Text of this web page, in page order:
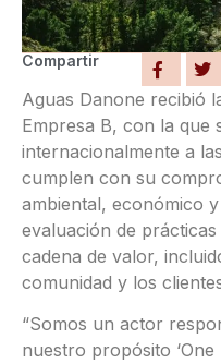
Compartir
Aguas Danone recibió
Empresa B, con la que
internacionalmente a
cumplen con su
ambiental, económico
evaluación de
cadena de valor,
comunidad y los
“Somos un actor
nuestro propósito ‘One